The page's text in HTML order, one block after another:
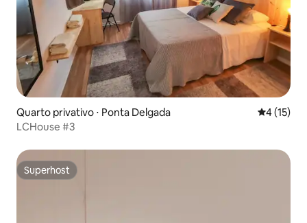
Quarto privativo ⋅ Ponta Delgada 4 de uma
4 (15)
LCHouse #3
Superhost
Superhost